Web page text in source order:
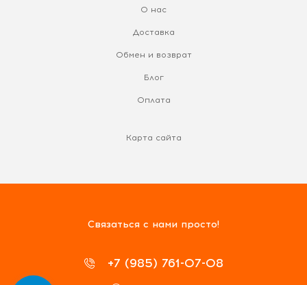
О нас
Доставка
Обмен и возврат
Блог
Оплата
Карта сайта
Связаться с нами просто!
+7 (985) 761-07-08